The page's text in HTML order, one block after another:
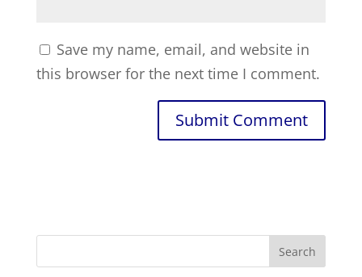
Save my name, email, and website in
this browser for the next time I comment.
Search